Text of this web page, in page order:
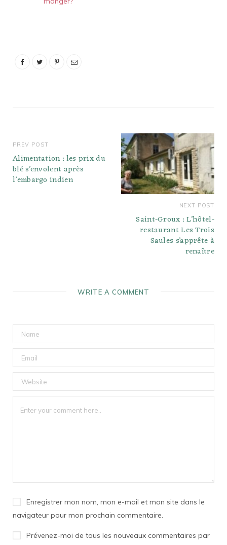
PREV POST
Alimentation : les prix du
blé s’envolent après
l’embargo indien
NEXT POST
Saint-Groux : L’hôtel-
restaurant Les Trois
Saules s’apprête à
renaître
WRITE A COMMENT
Enregistrer mon nom, mon e-mail et mon site dans le
navigateur pour mon prochain commentaire.
Prévenez-moi de tous les nouveaux commentaires par